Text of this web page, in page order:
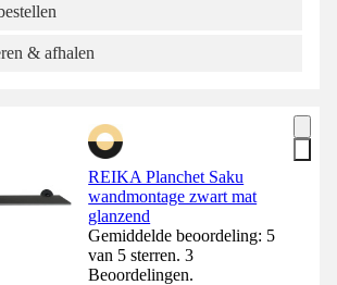
& afhalen
REIKA Planchet Saku
wandmontage zwart mat
glanzend
Gemiddelde beoordeling: 5
van 5 sterren. 3
Beoordelingen.